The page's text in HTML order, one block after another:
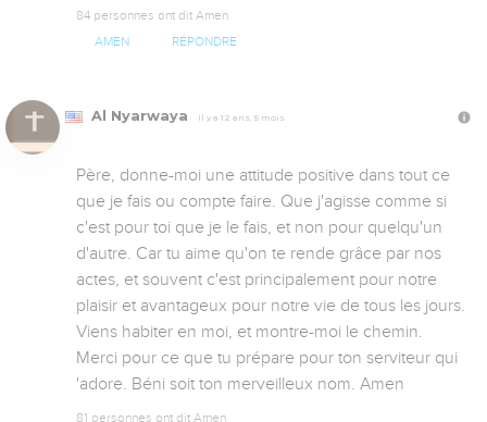
84 personnes ont dit Amen
AMEN RÉPONDRE
Al Nyarwaya Il y a 12 ans, 5 mois
Père, donne-moi une attitude positive dans tout ce
que je fais ou compte faire. Que j'agisse comme si
c'est pour toi que je le fais, et non pour quelqu'un
d'autre. Car tu aime qu'on te rende grâce par nos
actes, et souvent c'est principalement pour notre
plaisir et avantageux pour notre vie de tous les jours.
Viens habiter en moi, et montre-moi le chemin.
Merci pour ce que tu prépare pour ton serviteur qui
'adore. Béni soit ton merveilleux nom. Amen
81 personnes ont dit Amen